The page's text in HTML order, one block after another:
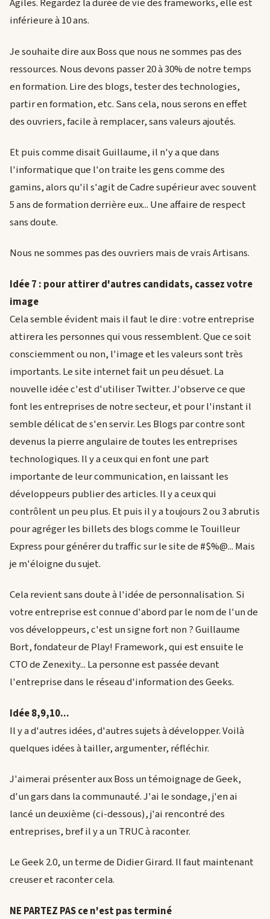
Agiles. Regardez la durée de vie des frameworks, elle est
inférieure à 10 ans.
Je souhaite dire aux Boss que nous ne sommes pas des
ressources. Nous devons passer 20 à 30% de notre temps
en formation. Lire des blogs, tester des technologies,
partir en formation, etc. Sans cela, nous serons en effet
des ouvriers, facile à remplacer, sans valeurs ajoutés.
Et puis comme disait Guillaume, il n'y a que dans
l'informatique que l'on traite les gens comme des
gamins, alors qu'il s'agit de Cadre supérieur avec souvent
5 ans de formation derrière eux... Une affaire de respect
sans doute.
Nous ne sommes pas des ouvriers mais de vrais Artisans.
Idée 7 : pour attirer d'autres candidats, cassez votre
image
Cela semble évident mais il faut le dire : votre entreprise
attirera les personnes qui vous ressemblent. Que ce soit
consciemment ou non, l'image et les valeurs sont très
importants. Le site internet fait un peu désuet. La
nouvelle idée c'est d'utiliser Twitter. J'observe ce que
font les entreprises de notre secteur, et pour l'instant il
semble délicat de s'en servir. Les Blogs par contre sont
devenus la pierre angulaire de toutes les entreprises
technologiques. Il y a ceux qui en font une part
importante de leur communication, en laissant les
développeurs publier des articles. Il y a ceux qui
contrôlent un peu plus. Et puis il y a toujours 2 ou 3 abrutis
pour agréger les billets des blogs comme le Touilleur
Express pour générer du traffic sur le site de #$%@... Mais
je m'éloigne du sujet.
Cela revient sans doute à l'idée de personnalisation. Si
votre entreprise est connue d'abord par le nom de l'un de
vos développeurs, c'est un signe fort non ? Guillaume
Bort, fondateur de Play! Framework, qui est ensuite le
CTO de Zenexity... La personne est passée devant
l'entreprise dans le réseau d'information des Geeks.
Idée 8,9,10...
Il y a d'autres idées, d'autres sujets à développer. Voilà
quelques idées à tailler, argumenter, réfléchir.
J'aimerai présenter aux Boss un témoignage de Geek,
d'un gars dans la communauté. J'ai le sondage, j'en ai
lancé un deuxième (ci-dessous), j'ai rencontré des
entreprises, bref il y a un TRUC à raconter.
Le Geek 2.0, un terme de Didier Girard. Il faut maintenant
creuser et raconter cela.
NE PARTEZ PAS ce n'est pas terminé